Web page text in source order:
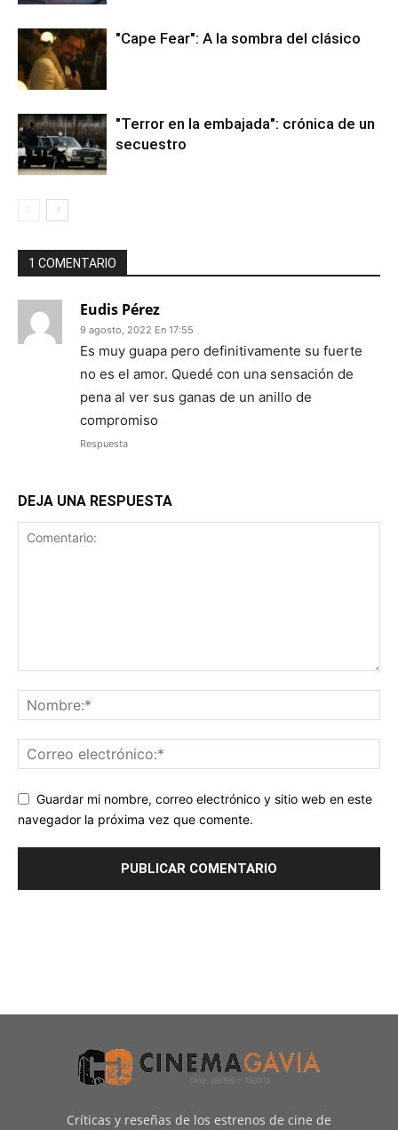
"Cape Fear": A la sombra del clásico
"Terror en la embajada": crónica de un
secuestro
1 COMENTARIO
Eudis Pérez
9 agosto, 2022 En 17:55
Es muy guapa pero definitivamente su fuerte
no es el amor. Quedé con una sensación de
pena al ver sus ganas de un anillo de
compromiso
Respuesta
DEJA UNA RESPUESTA
Guardar mi nombre, correo electrónico y sitio web en este
navegador la próxima vez que comente.
Críticas y reseñas de los estrenos de cine de